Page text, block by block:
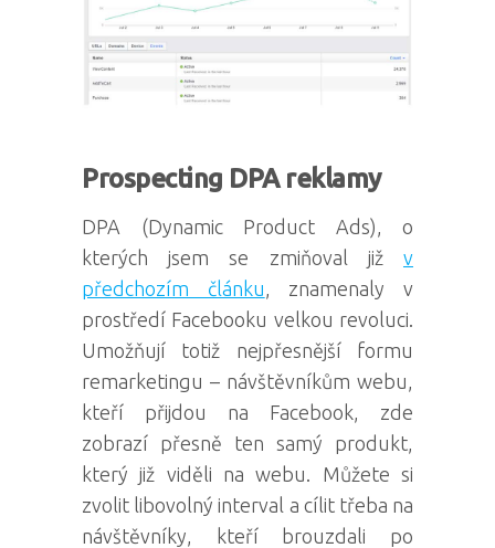
Prospecting DPA reklamy
DPA (Dynamic Product Ads), o
kterých jsem se zmiňoval již v
předchozím článku, znamenaly v
prostředí Facebooku velkou revoluci.
Umožňují totiž nejpřesnější formu
remarketingu – návštěvníkům webu,
kteří přijdou na Facebook, zde
zobrazí přesně ten samý produkt,
který již viděli na webu. Můžete si
zvolit libovolný interval a cílit třeba na
návštěvníky, kteří brouzdali po